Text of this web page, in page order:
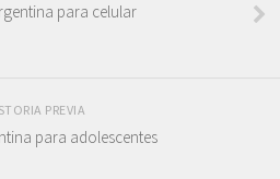
para celular
PREVIA
para adolescentes